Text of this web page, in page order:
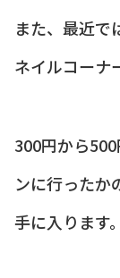
また、最近で
ネイルコーナ
300円から
ンに行ったか
手に入ります。